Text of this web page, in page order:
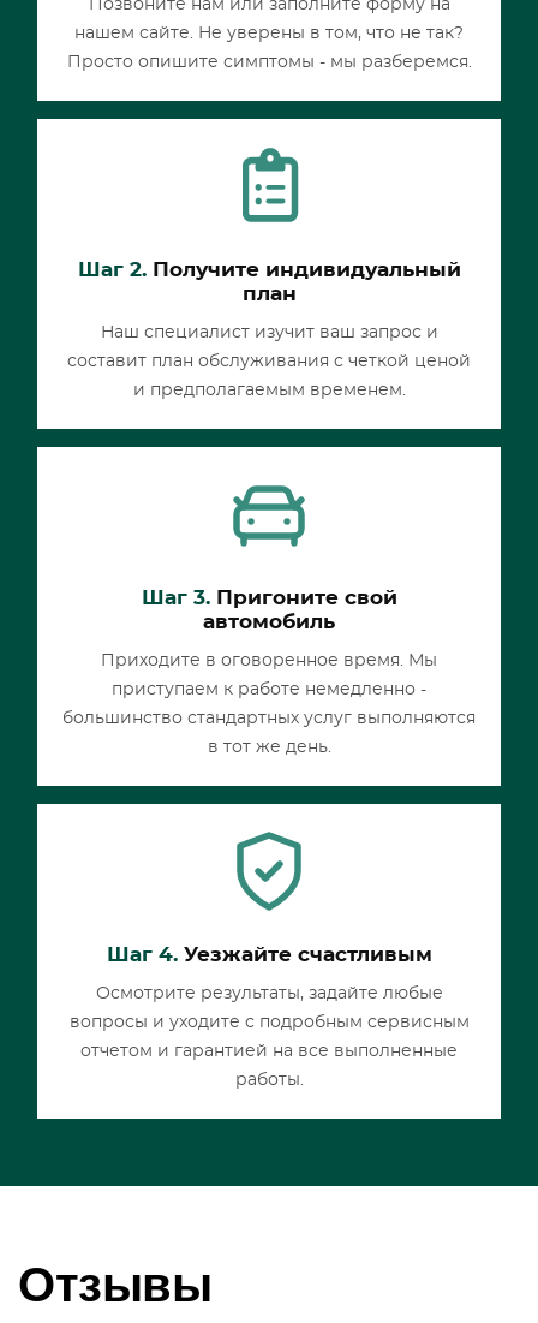
Позвоните нам или заполните форму на
нашем сайте. Не уверены в том, что не так?
Просто опишите симптомы - мы разберемся.
Шаг 2.Получите индивидуальный
план
Наш специалист изучит ваш запрос и
составит план обслуживания с четкой ценой
и предполагаемым временем.
Шаг 3.Пригоните свой
автомобиль
Приходите в оговоренное время. Мы
приступаем к работе немедленно -
большинство стандартных услуг выполняются
в тот же день.
Шаг 4.Уезжайте счастливым
Осмотрите результаты, задайте любые
вопросы и уходите с подробным сервисным
отчетом и гарантией на все выполненные
работы.
Отзывы